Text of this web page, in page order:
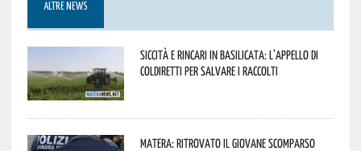
ALTRE NEWS
Siccità e rincari in Basilicata: l’appello di
Coldiretti per salvare i raccolti
Matera: ritrovato il giovane scomparso